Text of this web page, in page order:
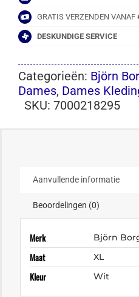
GRATIS VERZENDEN VANAF
DESKUNDIGE SERVICE
Categorieën: Björn
Dames, Dames
SKU: 7000218295
Aanvullende informatie
Beoordelingen (0)
Merk Björn
Maat XL
Kleur Wit